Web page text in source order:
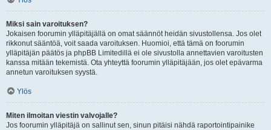
Miksi sain varoituksen?
Jokaisen foorumin ylläpitäjällä on omat säännöt heidän sivustollensa. Jos olet
rikkonut sääntöä, voit saada varoituksen. Huomioi, että tämä on foorumin
ylläpitäjän päätös ja phpBB Limitedillä ei ole sivustolla annettavien varoitusten
kanssa mitään tekemistä. Ota yhteyttä foorumin ylläpitäjään, jos olet epävarma
annetun varoituksen syystä.
Ylös
Miten ilmoitan viestin valvojalle?
Jos foorumin ylläpitäjä on sallinut sen, sinun pitäisi nähdä raportointipainike